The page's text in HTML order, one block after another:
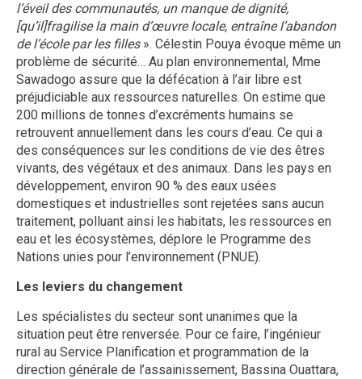
l’éveil des communautés, un manque de dignité,
[qu’il]fragilise la main d’œuvre locale, entraîne l’abandon
de l’école par les filles». Célestin Pouya évoque même un
problème de sécurité… Au plan environnemental, Mme
Sawadogo assure que la défécation à l’air libre est
préjudiciable aux ressources naturelles. On estime que
200 millions de tonnes d’excréments humains se
retrouvent annuellement dans les cours d’eau. Ce qui a
des conséquences sur les conditions de vie des êtres
vivants, des végétaux et des animaux. Dans les pays en
développement, environ 90 % des eaux usées
domestiques et industrielles sont rejetées sans aucun
traitement, polluant ainsi les habitats, les ressources en
eau et les écosystèmes, déplore le Programme des
Nations unies pour l’environnement (PNUE).
Les leviers du changement
Les spécialistes du secteur sont unanimes que la
situation peut être renversée. Pour ce faire, l’ingénieur
rural au Service Planification et programmation de la
direction générale de l’assainissement, Bassina Ouattara,